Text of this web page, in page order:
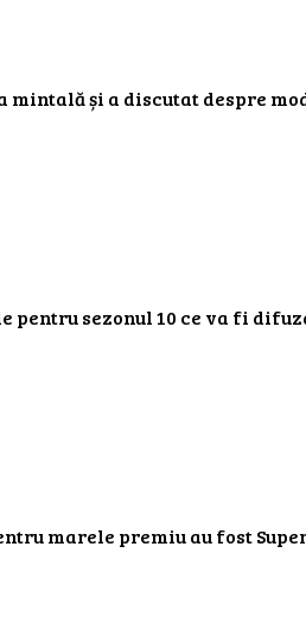
și a discutat despre
pentru sezonul 10 ce va fi
marele premiu au fost